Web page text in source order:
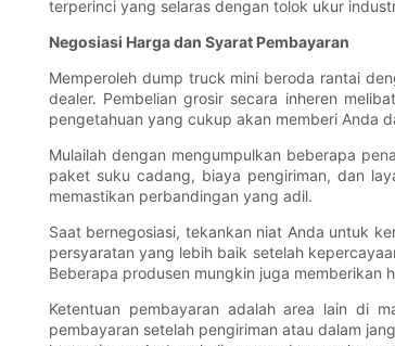
terperinci yang selaras dengan tolok ukur
Negosiasi Harga dan Syarat Pembayaran
Memperoleh dump truck mini beroda rantai
dealer. Pembelian grosir secara inheren
pengetahuan yang cukup akan memberi Anda
Mulailah dengan mengumpulkan beberapa
paket suku cadang, biaya pengiriman, dan
memastikan perbandingan yang adil.
Saat bernegosiasi, tekankan niat Anda untuk
persyaratan yang lebih baik setelah
Beberapa produsen mungkin juga
Ketentuan pembayaran adalah area lain di
pembayaran setelah pengiriman atau dalam